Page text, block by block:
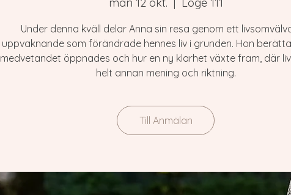
Under denna kväll delar Anna sin resa genom ett
uppvaknande som förändrade hennes liv i grunden. Hon
medvetandet öppnades och hur en ny klarhet växte fram, där
helt annan mening och riktning.
Till Anmälan